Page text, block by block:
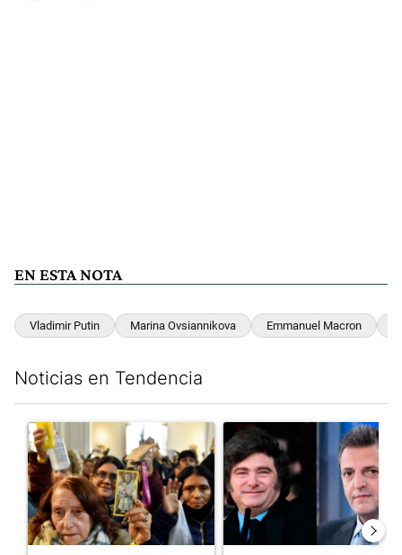
EN ESTA NOTA
Vladimir Putin Marina Ovsiannikova Emmanuel Macron
Noticias en Tendencia
Un artículo de tendencia con el título "San Cayetano 2026:
Un artículo de tendencia